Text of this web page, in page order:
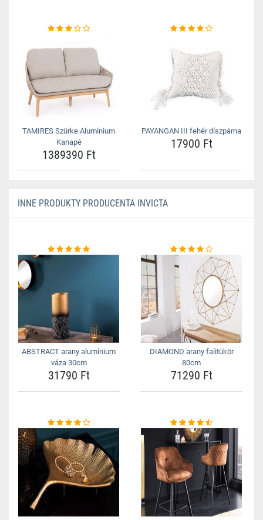
TAMIRES Szürke Alumínium
Kanapé
1389390 Ft
PAYANGAN III fehér díszpárna
17900 Ft
INNE PRODUKTY PRODUCENTA INVICTA
ABSTRACT arany alumínium
váza 30cm
31790 Ft
DIAMOND arany falitükör
80cm
71290 Ft